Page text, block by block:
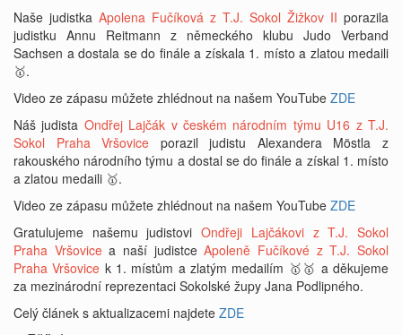
Naše judistka Apolena Fučíková z T.J. Sokol Žižkov II porazila
judistku Annu Reitmann z německého klubu Judo Verband
Sachsen a dostala se do finále a získala 1. místo a zlatou medaili
🥇.
Video ze zápasu můžete zhlédnout na našem YouTube ZDE
Náš judista Ondřej Lajčák v českém národním týmu U16 z T.J.
Sokol Praha Vršovice porazil judistu Alexandera Möstla z
rakouského národního týmu a dostal se do finále a získal 1. místo
a zlatou medaili 🥇.
Video ze zápasu můžete zhlédnout na našem YouTube ZDE
Gratulujeme našemu judistoviOndřeji Lajčákovi z T.J. Sokol
Praha Vršovicea naší judistceApoleně Fučíkové z T.J. Sokol
Praha Vršovice k 1. místům a zlatým medailím 🥇🥇 a děkujeme
za mezinárodní reprezentaci Sokolské župy Jana Podlipného.
Celý článek s aktualizacemi najdete ZDE